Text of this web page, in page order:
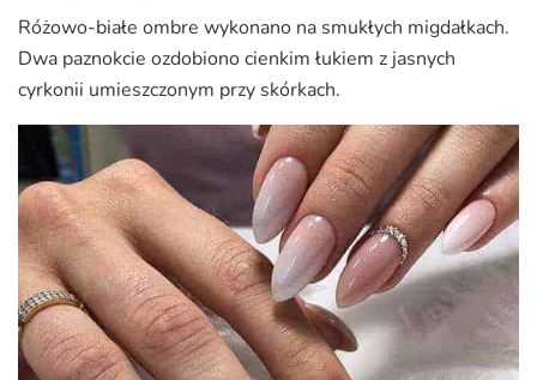
Różowo-białe ombre wykonano na smukłych migdałkach.
Dwa paznokcie ozdobiono cienkim łukiem z jasnych
cyrkonii umieszczonym przy skórkach.